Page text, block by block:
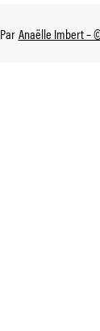
Par Anaëlle Imbert –